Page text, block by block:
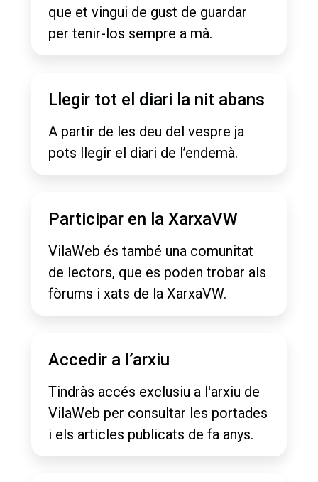
que et vingui de gust de guardar
per tenir-los sempre a mà.
Llegir tot el diari la nit abans
A partir de les deu del vespre ja
pots llegir el diari de l’endemà.
Participar en la XarxaVW
VilaWeb és també una comunitat
de lectors, que es poden trobar als
fòrums i xats de la XarxaVW.
Accedir a l’arxiu
Tindràs accés exclusiu a l'arxiu de
VilaWeb per consultar les portades
i els articles publicats de fa anys.